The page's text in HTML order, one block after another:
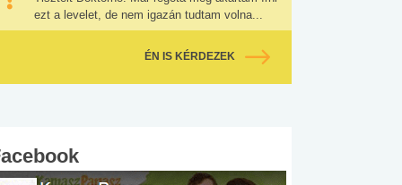
ezt a levelet, de nem igazán tudtam volna...
ÉN IS KÉRDEZEK